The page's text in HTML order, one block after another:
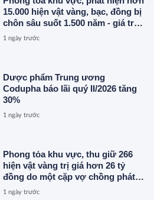
15.000 hiện vật vàng, bạc, đồng bị
chôn sâu suốt 1.500 năm - giá trị
tương đương 63 tỷ đồng
1 ngày trước
Dược phẩm Trung ương
Codupha báo lãi quý II/2026 tăng
30%
1 ngày trước
Phong tỏa khu vực, thu giữ 266
hiện vật vàng trị giá hơn 26 tỷ
đồng do một cặp vợ chồng phát
hiện khi thay sàn nhà
1 ngày trước